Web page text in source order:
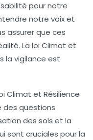
pour notre
notre voix et
assurer que ces
La loi Climat et
la vigilance est
Climat et Résilience
des questions
des sols et la
sont cruciales pour la